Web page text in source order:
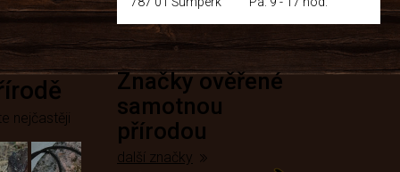
nejčastěji
Značky ověřené
samotnou
přírodou
další značky